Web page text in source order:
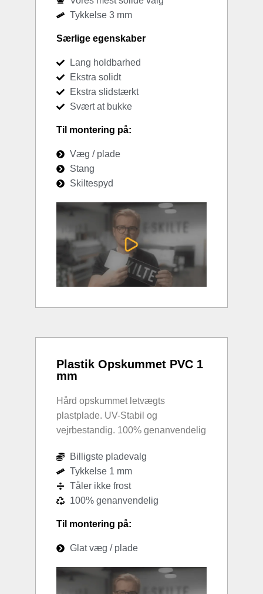
Tykkelse 3 mm
Særlige egenskaber
Lang holdbarhed
Ekstra solidt
Ekstra slidstærkt
Svært at bukke
Til montering på:
Væg / plade
Stang
Skiltespyd
Plastik Opskummet PVC 1
mm
Hård opskummet letvægts
plastplade. UV-Stabil og
vejrbestandig. 100% genanvendelig
Billigste pladevalg
Tykkelse 1 mm
Tåler ikke frost
100% genanvendelig
Til montering på:
Glat væg / plade